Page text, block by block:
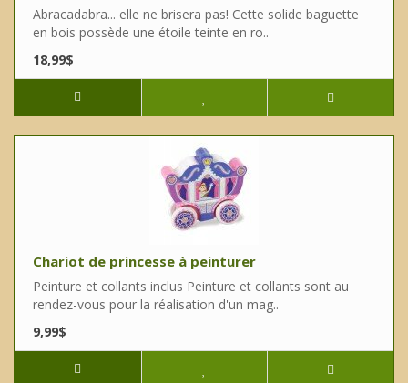
Abracadabra... elle ne brisera pas! Cette solide baguette
en bois possède une étoile teinte en ro..
18,99$
Chariot de princesse à peinturer
Peinture et collants inclus Peinture et collants sont au
rendez-vous pour la réalisation d'un mag..
9,99$